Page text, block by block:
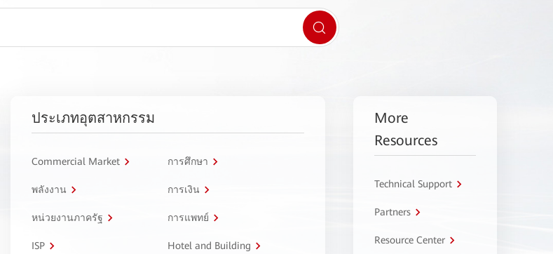
ประเภทอุตสาหกรรม
Commercial Market การศึกษา
พลังงาน การเงิน
หน่วยงานภาครัฐ การแพทย์
ISP Hotel and Building
More
Resources
Technical Support
Partners
Resource Center